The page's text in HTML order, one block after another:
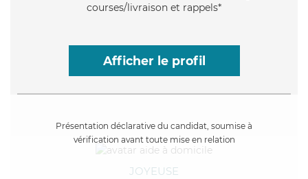
courses/livraison et rappels*
Afficher le profil
Présentation déclarative du candidat, soumise à
vérification avant toute mise en relation
JOYEUSE